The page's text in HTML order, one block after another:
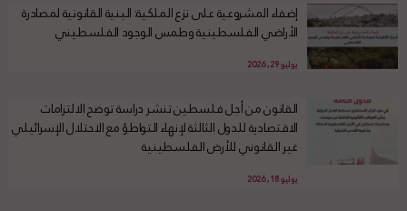
إضفاء المشروعية على نزع الملكية: البنية القانونية لمصادرة
الأراضي الفلسطينية وطمس الوجود الفلسطيني
يوليو 29, 2026
القانون من أجل فلسطين تنشر دراسة توضح الالتزامات
الاقتصادية للدول الثالثة لإنهاء التواطؤ مع الاحتلال الإسرائيلي
غير القانوني للأرض الفلسطينية
يوليو 18, 2026